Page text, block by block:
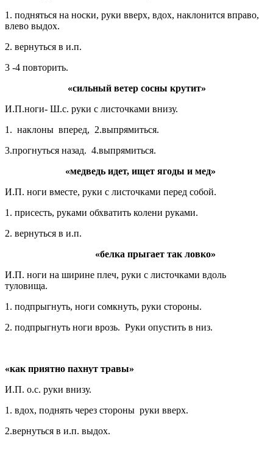
1. подняться на носки, руки вверх, вдох, наклонится вправо,
влево выдох.
2. вернуться в и.п.
3 -4 повторить.
«сильный ветер сосны крутит»
И.П.ноги- Ш.с. руки с листочками внизу.
1. наклоны вперед, 2.выпрямиться.
3.прогнуться назад. 4.выпрямиться.
«медведь идет, ищет ягоды и мед»
И.П. ноги вместе, руки с листочками перед собой.
1. присесть, руками обхватить колени руками.
2. вернуться в и.п.
«белка прыгает так ловко»
И.П. ноги на ширине плеч, руки с листочками вдоль
туловища.
1. подпрыгнуть, ноги сомкнуть, руки стороны.
2. подпрыгнуть ноги врозь. Руки опустить в низ.
«как приятно пахнут травы»
И.П. о.с. руки внизу.
1. вдох, поднять через стороны руки вверх.
2.вернуться в и.п. выдох.